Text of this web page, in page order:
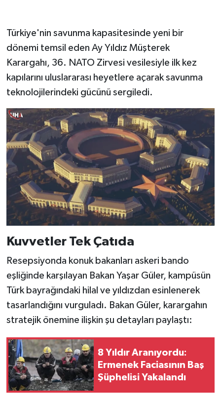
Türkiye'nin savunma kapasitesinde yeni bir
dönemi temsil eden Ay Yıldız Müşterek
Karargahı, 36. NATO Zirvesi vesilesiyle ilk kez
kapılarını uluslararası heyetlere açarak savunma
teknolojilerindeki gücünü sergiledi.
Kuvvetler Tek Çatıda
Resepsiyonda konuk bakanları askeri bando
eşliğinde karşılayan Bakan Yaşar Güler, kampüsün
Türk bayrağındaki hilal ve yıldızdan esinlenerek
tasarlandığını vurguladı. Bakan Güler, karargahın
stratejik önemine ilişkin şu detayları paylaştı:
8 Yıldır Aranıyordu:
Ermenek Faciasının Baş
Şüphelisi Yakalandı